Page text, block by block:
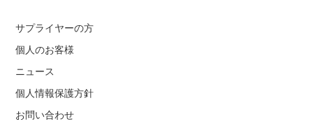
サプライヤーの方
個人のお客様
ニュース
個人情報保護方針
お問い合わせ